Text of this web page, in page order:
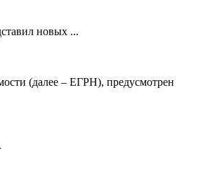
новых ...
(далее – ЕГРН), предусмотрен